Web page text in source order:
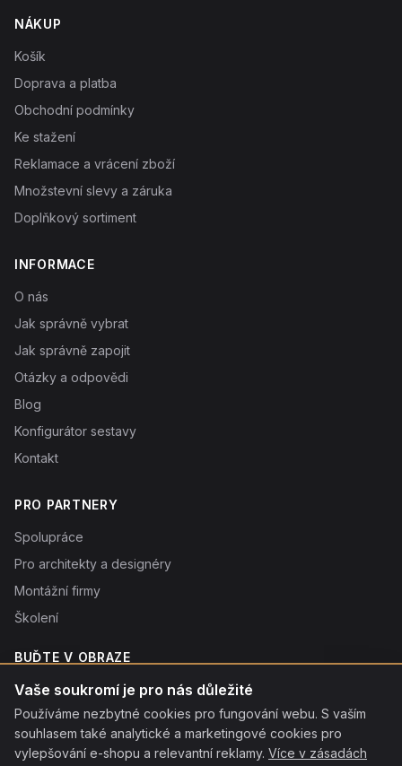
NÁKUP
Košík
Doprava a platba
Obchodní podmínky
Ke stažení
Reklamace a vrácení zboží
Množstevní slevy a záruka
Doplňkový sortiment
INFORMACE
O nás
Jak správně vybrat
Jak správně zapojit
Otázky a odpovědi
Blog
Konfigurátor sestavy
Kontakt
PRO PARTNERY
Spolupráce
Pro architekty a designéry
Montážní firmy
Školení
BUĎTE V OBRAZE
Novinky o produktech, tipy a slevy. Typicky 1× týdně.
Odebírat
Odebráním souhlasíte sezpracováním osobních údajů. Odhlásit se můžete kdykoliv
Vaše soukromí je pro nás důležité
Používáme nezbytné cookies pro fungování webu. S vaším
souhlasem také analytické a marketingové cookies pro
vylepšování e-shopu a relevantní reklamy. Více v zásadách